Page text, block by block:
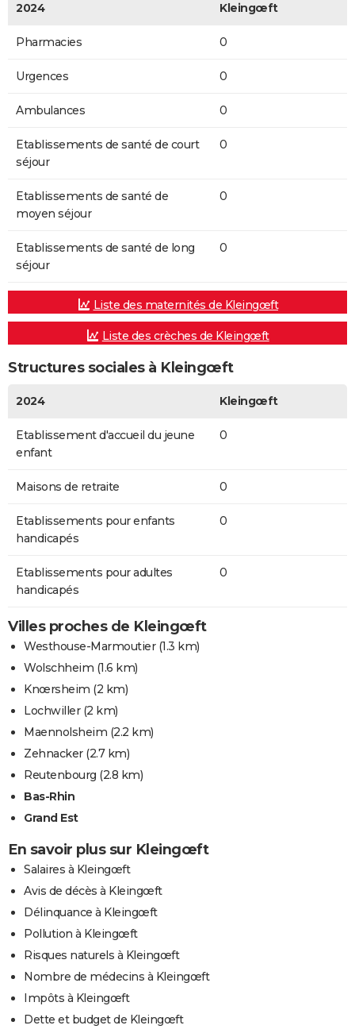
2024 Kleingœft
Pharmacies 0
Urgences 0
Ambulances 0
Etablissements de santé de court
séjour
0
Etablissements de santé de
moyen séjour
0
Etablissements de santé de long
séjour
0
Liste des maternités de Kleingœft
Liste des crèches de Kleingœft
Structures sociales à Kleingœft
2024 Kleingœft
Etablissement d'accueil du jeune
enfant
0
Maisons de retraite 0
Etablissements pour enfants
handicapés
0
Etablissements pour adultes
handicapés
0
Villes proches de Kleingœft
Westhouse-Marmoutier(1.3 km)
Wolschheim (1.6 km)
Knœrsheim (2 km)
Lochwiller(2 km)
Maennolsheim (2.2 km)
Zehnacker(2.7 km)
Reutenbourg (2.8 km)
Bas-Rhin
Grand Est
En savoir plus sur Kleingœft
Salaires à Kleingœft
Avis de décès à Kleingœft
Délinquance à Kleingœft
Pollution à Kleingœft
Risques naturels à Kleingœft
Nombre de médecins à Kleingœft
Impôts à Kleingœft
Dette et budget de Kleingœft